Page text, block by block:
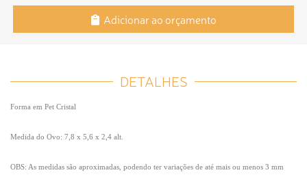
Adicionar ao orçamento
DETALHES
Forma em Pet Cristal
Medida do Ovo: 7,8 x 5,6 x 2,4 alt.
OBS: As medidas são aproximadas, podendo ter variações de até mais ou menos 3 mm